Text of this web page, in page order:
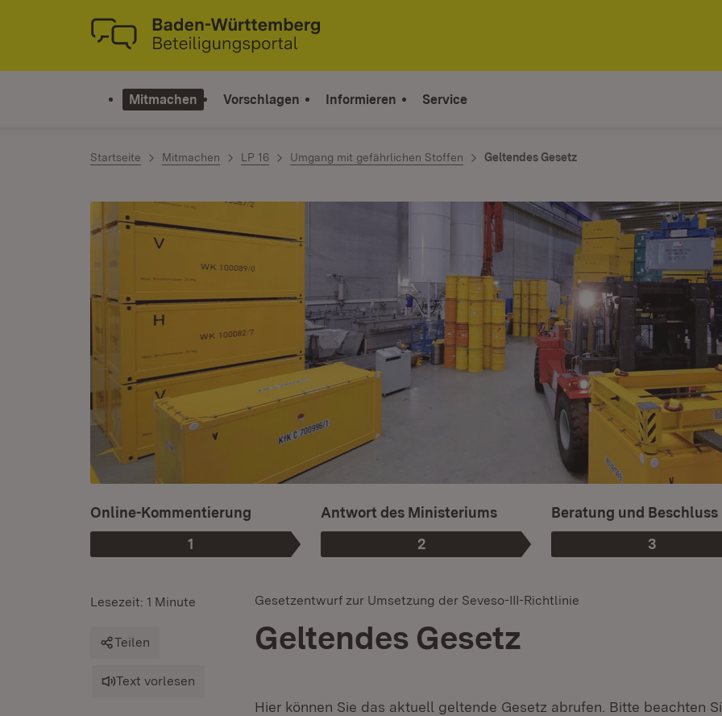
Zum Inhalt springen
Link zur Startseite
Mitmachen Vorschlagen Informieren Service
Startseite Mitmachen LP 16 Umgang mit gefährlichen Stoffen Geltendes Gesetz
Phase
1
:
Online-Kommentierung
Phase
2
:
Antwort des Ministeriums
Phase
3
:
Beratung und Beschluss
Gesetzentwurf zur Umsetzung der Seveso-III-Richtlinie
Geltendes Gesetz
Lesezeit: 1 Minute
Teilen
Text vorlesen
Hier können Sie das aktuell geltende Gesetz abrufen. Bitte beachten